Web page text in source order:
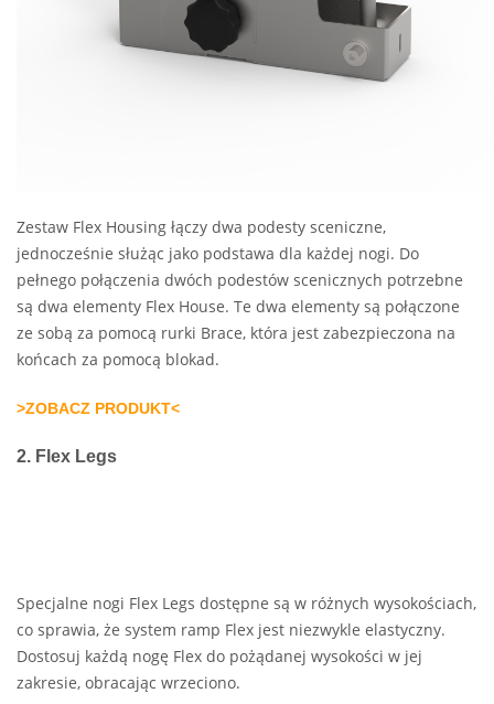
Zestaw Flex Housing łączy dwa podesty sceniczne,
jednocześnie służąc jako podstawa dla każdej nogi. Do
pełnego połączenia dwóch podestów scenicznych potrzebne
są dwa elementy Flex House. Te dwa elementy są połączone
ze sobą za pomocą rurki Brace, która jest zabezpieczona na
końcach za pomocą blokad.
>ZOBACZ PRODUKT<
2. Flex Legs
Specjalne nogi Flex Legs dostępne są w różnych wysokościach,
co sprawia, że system ramp Flex jest niezwykle elastyczny.
Dostosuj każdą nogę Flex do pożądanej wysokości w jej
zakresie, obracając wrzeciono.